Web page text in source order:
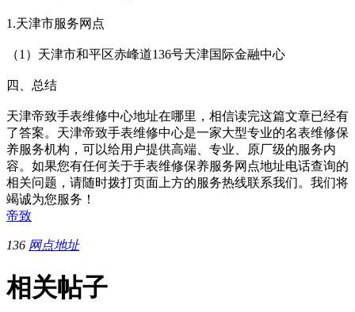
1.天津市服务网点
（1）天津市和平区赤峰道136号天津国际金融中心
四、总结
天津帝致手表维修中心地址在哪里，相信读完这篇文章已经有
了答案。天津帝致手表维修中心是一家大型专业的名表维修保
养服务机构，可以给用户提供高端、专业、原厂级的服务内
容。如果您有任何关于手表维修保养服务网点地址电话查询的
相关问题，请随时拨打页面上方的服务热线联系我们。我们将
竭诚为您服务！
帝致
136 网点地址
相关帖子